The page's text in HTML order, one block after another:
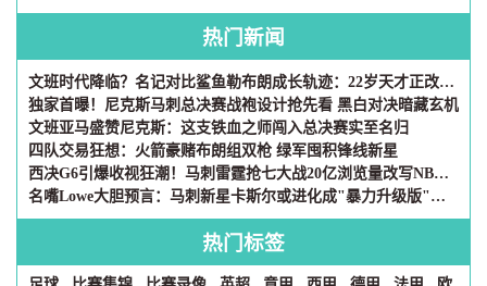
热门新闻
文班时代降临？名记对比鲨鱼勒布朗成长轨迹：22岁天才正改写历史
独家首曝！尼克斯马刺总决赛战袍设计抢先看 黑白对决暗藏玄机
文班亚马盛赞尼克斯：这支铁血之师闯入总决赛实至名归
四队交易狂想：火箭豪赌布朗组双枪 绿军囤积锋线新星
西决G6引爆收视狂潮！马刺雷霆抢七大战20亿浏览量改写NBA社媒历史
名嘴Lowe大胆预言：马刺新星卡斯尔或进化成"暴力升级版"韦德
热门标签